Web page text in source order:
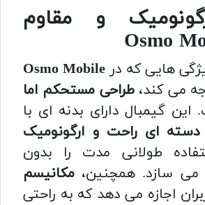
و مقاوم
Osmo
هایی که در Osmo Mobile
می کند،طراحی مستحکم اما
گیمبال دارای بدنه ای با
دسته ای راحت و ارگونومیک
طولانی مدت را بدون
سازد. همچنین، مکانیسم
اجازه می دهد که به راحتی